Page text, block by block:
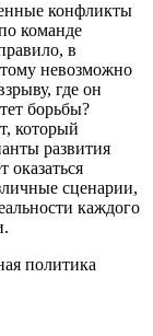
конфликты
команде
в
невозможно
где он
борьбы?
который
развития
оказаться
сценарии,
каждого
политика